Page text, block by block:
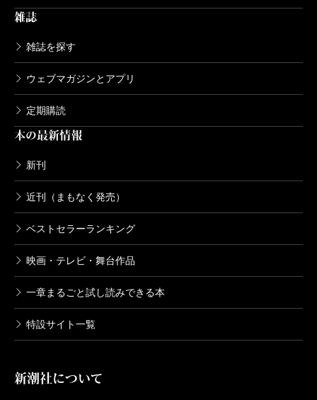
雑誌
雑誌を探す
ウェブマガジンとアプリ
定期購読
本の最新情報
新刊
近刊（まもなく発売）
ベストセラーランキング
映画・テレビ・舞台作品
一章まるごと試し読みできる本
特設サイト一覧
新潮社について